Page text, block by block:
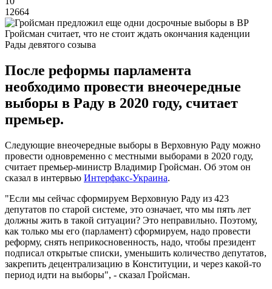
12664
Гройсман считает, что не стоит ждать окончания каденции
Рады девятого созыва
После реформы парламента
необходимо провести внеочередные
выборы в Раду в 2020 году, считает
премьер.
Следующие внеочередные выборы в Верховную Раду можно
провести одновременно с местными выборами в 2020 году,
считает премьер-министр Владимир Гройсман. Об этом он
сказал в интервью Интерфакс-Украина.
"Если мы сейчас сформируем Верховную Раду из 423
депутатов по старой системе, это означает, что мы пять лет
должны жить в такой ситуации? Это неправильно. Поэтому,
как только мы его (парламент) сформируем, надо провести
реформу, снять неприкосновенность, надо, чтобы президент
подписал открытые списки, уменьшить количество депутатов,
закрепить децентрализацию в Конституции, и через какой-то
период идти на выборы", - сказал Гройсман.